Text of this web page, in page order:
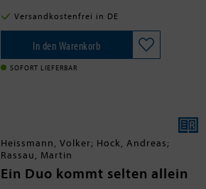
sagenumwobenen Spessart. So lässt
sich die Heimat des Frankenweins - dort
wo die Wiege der ersten Pizzeria
Deutschlands steht und das Öchsletier
wohnt - gemeinsam spielerisch
entdecken, indem Geheimnisse gelüftet,
und sorgt für unterhaltsamen
Rätselspaß - verpackt in einer edlen
Geschenkbox. Perfekt als besondere
'Grußkarte' mit Mehrwert - zum
Verschenken oder Selberfreuen!
Versandkostenfrei in DE
In den Warenkorb
SOFORT LIEFERBAR
Heissmann, Volker; Hock, Andreas;
Rassau, Martin
Ein Duo kommt selten allein